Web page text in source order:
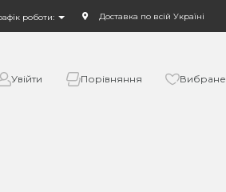
роботи: Доставка по всій Україні
Увійти Порівняння Вибране